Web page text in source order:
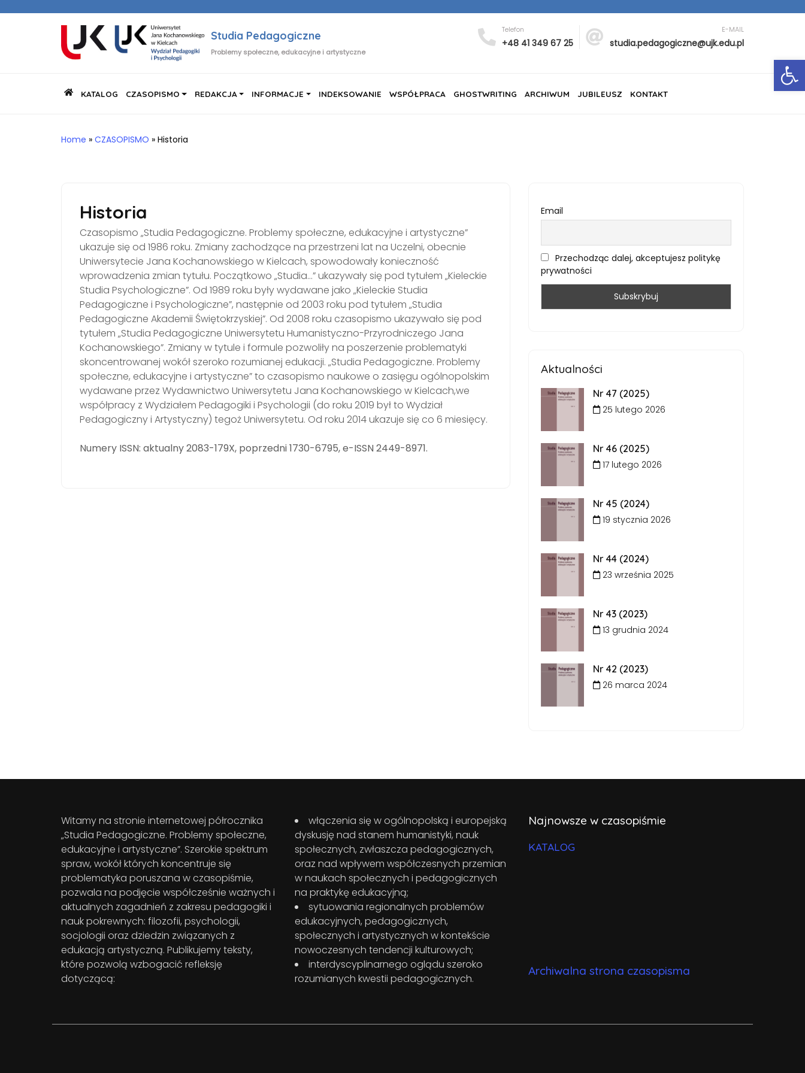
Studia Pedagogiczne
Problemy społeczne, edukacyjne i artystyczne
Telefon
+48 41 349 67 25
E-MAIL
studia.pedagogiczne@ujk.edu.pl
KATALOG CZASOPISMO REDAKCJA INFORMACJE INDEKSOWANIE WSPÓŁPRACA GHOSTWRITING ARCHIWUM JUBILEUSZ KONTAKT
Home » CZASOPISMO » Historia
Historia
Czasopismo „Studia Pedagogiczne. Problemy społeczne, edukacyjne i artystyczne”
ukazuje się od 1986 roku. Zmiany zachodzące na przestrzeni lat na Uczelni, obecnie
Uniwersytecie Jana Kochanowskiego w Kielcach, spowodowały konieczność
wprowadzenia zmian tytułu. Początkowo „Studia…” ukazywały się pod tytułem „Kieleckie
Studia Psychologiczne”. Od 1989 roku były wydawane jako „Kieleckie Studia
Pedagogiczne i Psychologiczne”, następnie od 2003 roku pod tytułem „Studia
Pedagogiczne Akademii Świętokrzyskiej”. Od 2008 roku czasopismo ukazywało się pod
tytułem „Studia Pedagogiczne Uniwersytetu Humanistyczno-Przyrodniczego Jana
Kochanowskiego”. Zmiany w tytule i formule pozwoliły na poszerzenie problematyki
skoncentrowanej wokół szeroko rozumianej edukacji. „Studia Pedagogiczne. Problemy
społeczne, edukacyjne i artystyczne” to czasopismo naukowe o zasięgu ogólnopolskim
wydawane przez Wydawnictwo Uniwersytetu Jana Kochanowskiego w Kielcach,we
współpracy z Wydziałem Pedagogiki i Psychologii (do roku 2019 był to Wydział
Pedagogiczny i Artystyczny) tegoż Uniwersytetu. Od roku 2014 ukazuje się co 6 miesięcy.
Numery ISSN: aktualny 2083-179X, poprzedni 1730-6795, e-ISSN 2449-8971.
Email
Przechodząc dalej, akceptujesz politykę
prywatności
Aktualności
Nr 47 (2025)
25 lutego 2026
Nr 46 (2025)
17 lutego 2026
Nr 45 (2024)
19 stycznia 2026
Nr 44 (2024)
23 września 2025
Nr 43 (2023)
13 grudnia 2024
Nr 42 (2023)
26 marca 2024
Witamy na stronie internetowej półrocznika
„Studia Pedagogiczne. Problemy społeczne,
edukacyjne i artystyczne”. Szerokie spektrum
spraw, wokół których koncentruje się
problematyka poruszana w czasopiśmie,
pozwala na podjęcie współcześnie ważnych i
aktualnych zagadnień z zakresu pedagogiki i
nauk pokrewnych: filozofii, psychologii,
socjologii oraz dziedzin związanych z
edukacją artystyczną. Publikujemy teksty,
które pozwolą wzbogacić refleksję
dotyczącą:
włączenia się w ogólnopolską i europejską
dyskusję nad stanem humanistyki, nauk
społecznych, zwłaszcza pedagogicznych,
oraz nad wpływem współczesnych przemian
w naukach społecznych i pedagogicznych
na praktykę edukacyjną;
sytuowania regionalnych problemów
edukacyjnych, pedagogicznych,
społecznych i artystycznych w kontekście
nowoczesnych tendencji kulturowych;
interdyscyplinarnego oglądu szeroko
rozumianych kwestii pedagogicznych.
Najnowsze w czasopiśmie
KATALOG
Archiwalna strona czasopisma